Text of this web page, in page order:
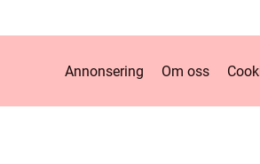
Annonsering Om oss